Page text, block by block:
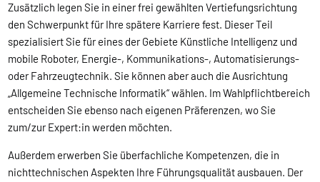
Zusätzlich legen Sie in einer frei gewählten Vertiefungsrichtung
den Schwerpunkt für Ihre spätere Karriere fest. Dieser Teil
spezialisiert Sie für eines der Gebiete Künstliche Intelligenz und
mobile Roboter, Energie-, Kommunikations-, Automatisierungs-
oder Fahrzeugtechnik. Sie können aber auch die Ausrichtung
„Allgemeine Technische Informatik“ wählen. Im Wahlpflichtbereich
entscheiden Sie ebenso nach eigenen Präferenzen, wo Sie
zum/zur Expert:in werden möchten.
Außerdem erwerben Sie überfachliche Kompetenzen, die in
nichttechnischen Aspekten Ihre Führungsqualität ausbauen. Der